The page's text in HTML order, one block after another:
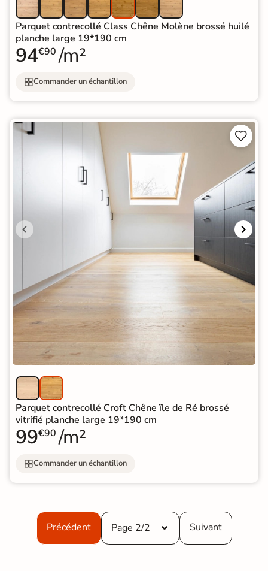
Parquet contrecollé Class Chêne Molène brossé huilé
planche large 19*190 cm
94€90 /m²
Commander un échantillon


Parquet contrecollé Croft Chêne ïle de Ré brossé
vitrifié planche large 19*190 cm
99€90 /m²
Commander un échantillon
Précédent Page 2/2 Suivant